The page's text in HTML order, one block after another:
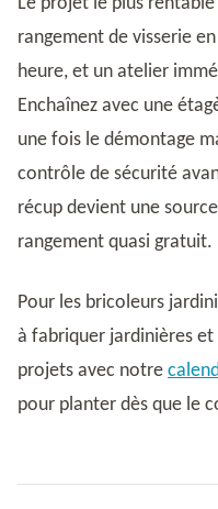
rangement de visserie
heure, et un atelier
Enchaînez avec une
une fois le démontage
contrôle de sécurité
récup devient une
rangement quasi gratuit.
Pour les bricoleurs
à fabriquer jardinières et
projets avec notre
pour planter dès que le